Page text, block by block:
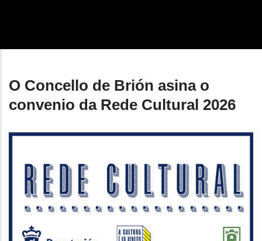
ayuda
la
navegación
O Concello de Brión asina o
convenio da Rede Cultural 2026